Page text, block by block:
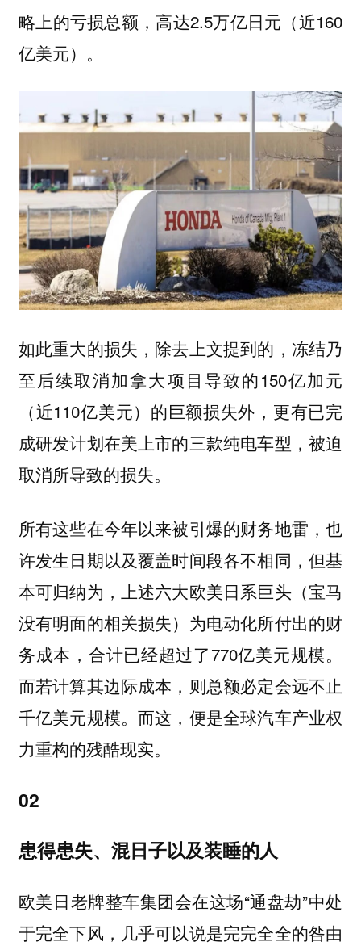
略上的亏损总额，高达2.5万亿日元（近160
亿美元）。
如此重大的损失，除去上文提到的，冻结乃
至后续取消加拿大项目导致的150亿加元
（近110亿美元）的巨额损失外，更有已完
成研发计划在美上市的三款纯电车型，被迫
取消所导致的损失。
所有这些在今年以来被引爆的财务地雷，也
许发生日期以及覆盖时间段各不相同，但基
本可归纳为，上述六大欧美日系巨头（宝马
没有明面的相关损失）为电动化所付出的财
务成本，合计已经超过了770亿美元规模。
而若计算其边际成本，则总额必定会远不止
千亿美元规模。而这，便是全球汽车产业权
力重构的残酷现实。
02
患得患失、混日子以及装睡的人
欧美日老牌整车集团会在这场“通盘劫”中处
于完全下风，几乎可以说是完完全全的咎由